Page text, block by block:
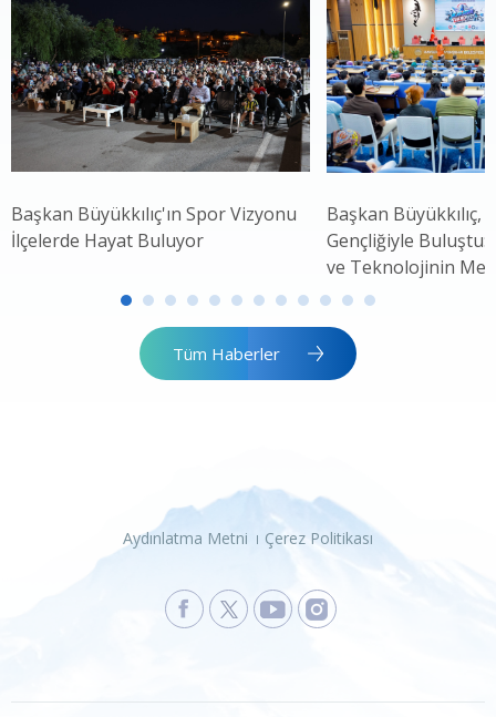
Başkan Büyükkılıç'ın Spor Vizyonu
İlçelerde Hayat Buluyor
Başkan Büyükkılıç,
Gençliğiyle Buluştu:
ve Teknolojinin
Tüm Haberler
Aydınlatma Metni Çerez Politikası